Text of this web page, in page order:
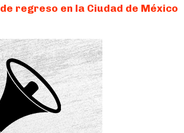
regreso en la Ciudad de México